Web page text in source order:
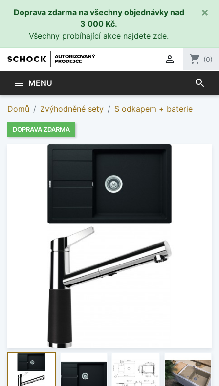
Doprava zdarma na všechny objednávky nad
3 000 Kč.
Všechny probíhající akce najdete zde.
×
 shopping_cart (0)
 MENU search
Domů Zvýhodněné sety S odkapem + baterie
DOPRAVA ZDARMA